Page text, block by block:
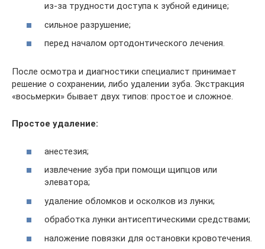
из-за трудности доступа к зубной единице;
сильное разрушение;
перед началом ортодонтического лечения.
После осмотра и диагностики специалист принимает
решение о сохранении, либо удалении зуба. Экстракция
«восьмерки» бывает двух типов: простое и сложное.
Простое удаление:
анестезия;
извлечение зуба при помощи щипцов или
элеватора;
удаление обломков и осколков из лунки;
обработка лунки антисептическими средствами;
наложение повязки для остановки кровотечения.